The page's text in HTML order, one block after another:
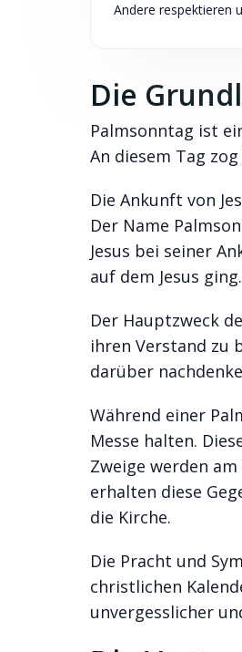
Andere respektieren
Die
Palmsonntag ist
An diesem Tag
Die Ankunft von
Der Name
Jesus bei seiner
auf dem Jesus ging.
Der Hauptzweck
ihren Verstand zu
darüber
Während einer
Messe halten.
Zweige werden
erhalten diese
die Kirche.
Die Pracht und
christlichen
unvergesslicher